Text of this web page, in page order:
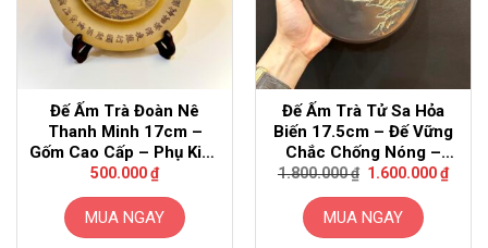
Đế Ấm Trà Đoàn Nê
Thanh Minh 17cm –
Gốm Cao Cấp – Phụ Kiện
Trà Cao Cấp
500.000₫
MUA NGAY
Đế Ấm Trà Tử Sa Hỏa
Biến 17.5cm – Đế Vững
Chắc Chống Nóng –
Gang Đúc
1.800.000₫ Giá
là:
1.800.000 ₫.
1.600.000₫Giá
hiện
MUA NGAY